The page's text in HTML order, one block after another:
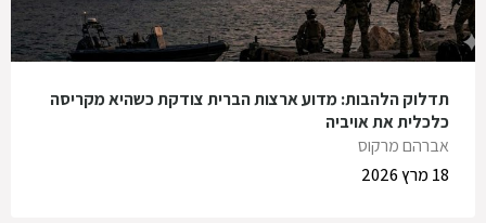
תדלוק הלהבות: מדוע ארצות הברית צודקת כשהיא מקריסה
כלכלית את אויביה
אברהם מרקוס
18 מרץ 2026